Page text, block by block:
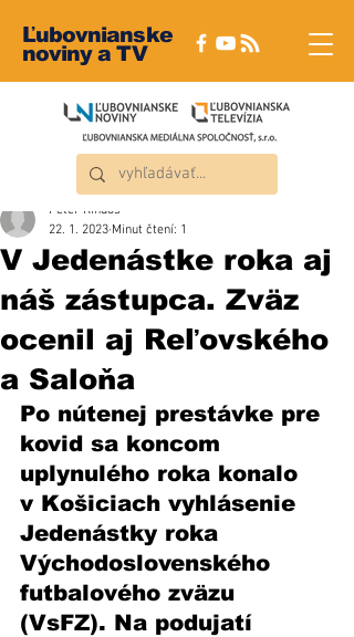
Ľubovnianske
noviny a TV
V Jedenástke roka aj
náš zástupca. Zväz
ocenil aj Reľovského
a Saloňa
Peter Rindoš
22. 1. 2023 Minut čtení: 1
Po nútenej prestávke pre
kovid sa koncom
uplynulého roka konalo
v Košiciach vyhlásenie
Jedenástky roka
Východoslovenského
futbalového zväzu
(VsFZ). Na podujatí